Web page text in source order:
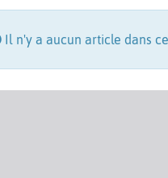
Information
Il n'y a aucun article dans